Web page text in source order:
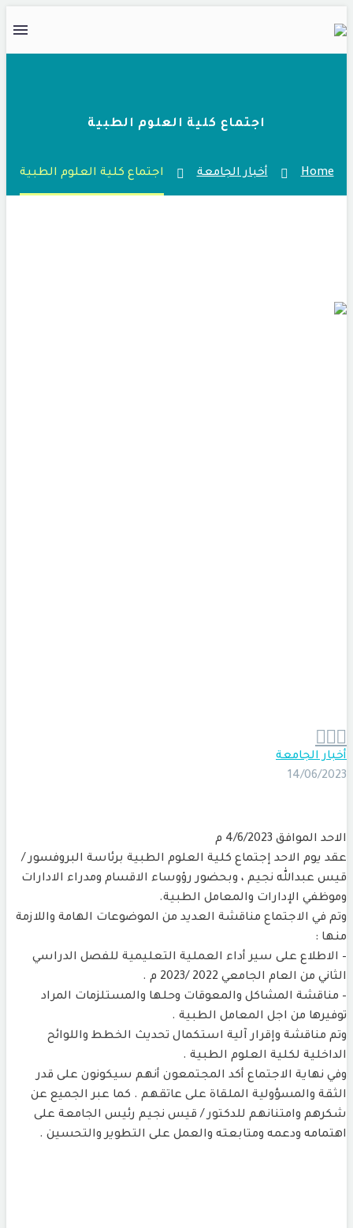
اجتماع كلية العلوم الطبية
Home أخبار الجامعة اجتماع كلية العلوم الطبية

أخبار الجامعة
14/06/2023
الاحد الموافق 4/6/2023 م
عقد يوم الاحد إجتماع كلية العلوم الطبية برئاسة البروفسور /
قيس عبدالله نجيم ، وبحضور رؤوساء الاقسام ومدراء الادارات
وموظفي الإدارات والمعامل الطبية.
وتم في الاجتماع مناقشة العديد من الموضوعات الهامة واللازمة
منها :
– الاطلاع على سير أداء العملية التعليمية للفصل الدراسي
الثاني من العام الجامعي 2022 /2023 م .
– مناقشة المشاكل والمعوقات وحلها والمستلزمات المراد
توفيرها من اجل المعامل الطبية .
وتم مناقشة وإقرار آلية استكمال تحديث الخطط واللوائح
الداخلية لكلية العلوم الطبية .
وفي نهاية الاجتماع أكد المجتمعون أنهم سيكونون على قدر
الثقة والمسؤولية الملقاة على عاتقهم . كما عبر الجميع عن
شكرهم وامتنانهم للدكتور / قيس نجيم رئيس الجامعة على
اهتمامه ودعمه ومتابعته والعمل على التطوير والتحسين .